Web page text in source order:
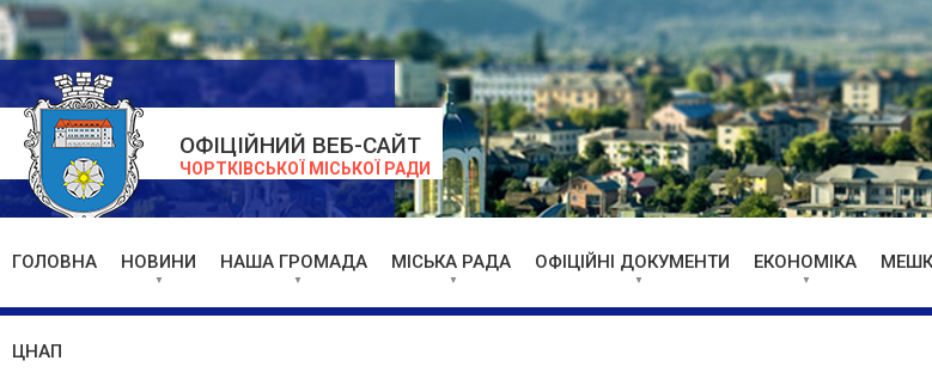
ОФІЦІЙНИЙ ВЕБ-САЙТ
ЧОРТКІВСЬКОЇ МІСЬКОЇ РАДИ
ГОЛОВНА НОВИНИ НАША ГРОМАДА МІСЬКА РАДА ОФІЦІЙНІ ДОКУМЕНТИ ЕКОНОМІКА
ЦНАП